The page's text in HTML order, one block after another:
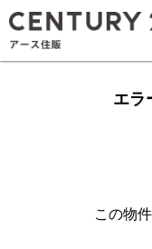
エラ
この物